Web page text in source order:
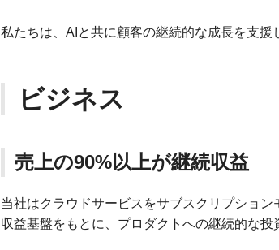
私たちは、AIと共に顧客の継続的な成長を支援
ビジネス
売上の90%以上が継続収益
当社はクラウドサービスをサブスクリプショ
収益基盤をもとに、プロダクトへの継続的な投